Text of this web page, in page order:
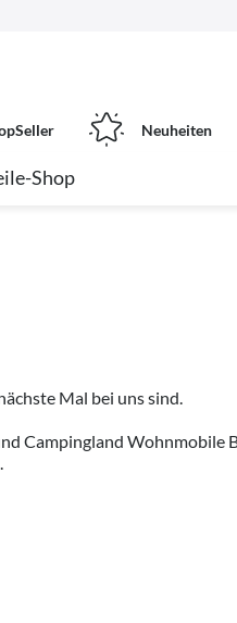
Neuheiten
Shop
Mal bei uns sind.
Campingland